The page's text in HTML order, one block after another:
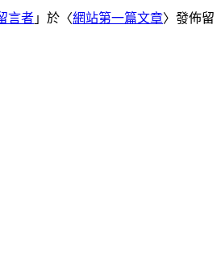
言者 」於〈網站第一篇文章〉發佈留